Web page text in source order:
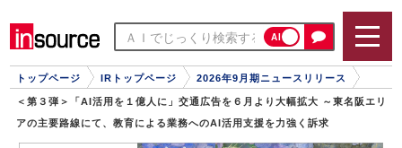
AI
トップページ IRトップページ 2026年9月期ニュースリリース
＜第３弾＞「AI活用を１億人に」交通広告を６月より大幅拡大 ～東名阪エリ
アの主要路線にて、教育による業務へのAI活用支援を力強く訴求